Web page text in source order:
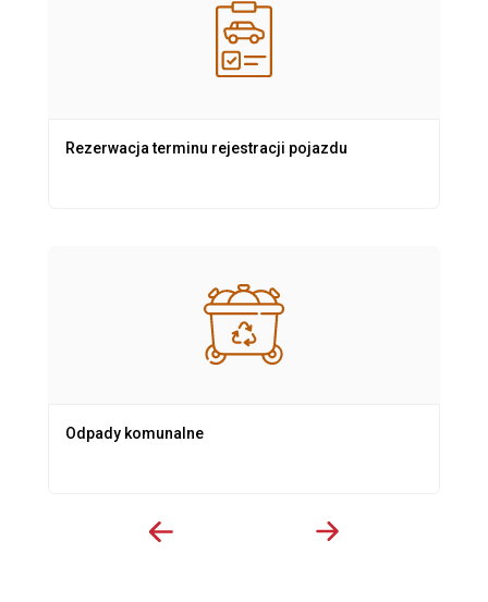
Rezerwacja terminu rejestracji pojazdu
Odpady komunalne